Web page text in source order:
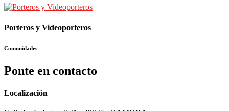
Porteros y Videoporteros
Comunidades
Ponte en contacto
Localización